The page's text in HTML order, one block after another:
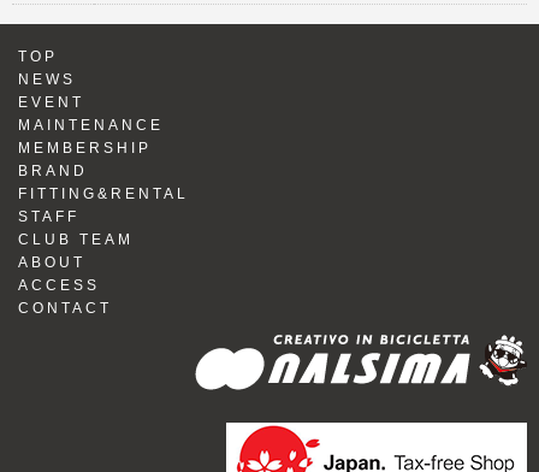
TOP
NEWS
EVENT
MAINTENANCE
MEMBERSHIP
BRAND
FITTING&RENTAL
STAFF
CLUB TEAM
ABOUT
ACCESS
CONTACT